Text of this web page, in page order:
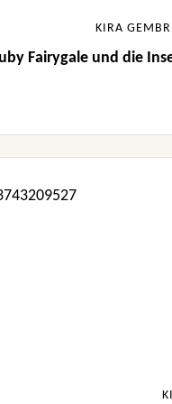
KIRA
Fairygale und die